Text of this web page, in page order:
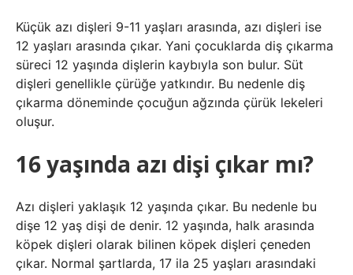
Küçük azı dişleri 9-11 yaşları arasında, azı dişleri ise
12 yaşları arasında çıkar. Yani çocuklarda diş çıkarma
süreci 12 yaşında dişlerin kaybıyla son bulur. Süt
dişleri genellikle çürüğe yatkındır. Bu nedenle diş
çıkarma döneminde çocuğun ağzında çürük lekeleri
oluşur.
16 yaşında azı dişi çıkar mı?
Azı dişleri yaklaşık 12 yaşında çıkar. Bu nedenle bu
dişe 12 yaş dişi de denir. 12 yaşında, halk arasında
köpek dişleri olarak bilinen köpek dişleri çeneden
çıkar. Normal şartlarda, 17 ila 25 yaşları arasındaki